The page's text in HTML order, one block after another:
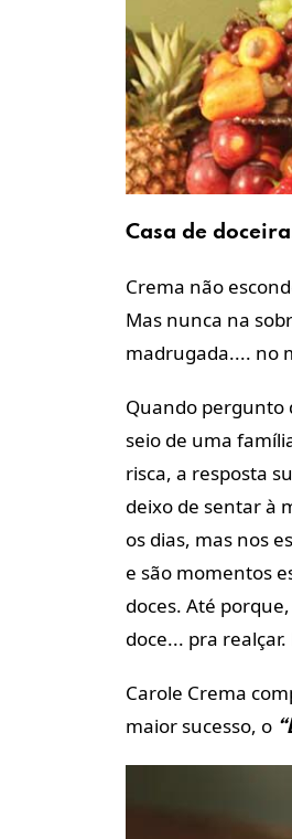
Casa de
Crema não
Mas nunca na
madrugada.... no
Quando pergunto
seio de uma
risca, a resposta
deixo de sentar à
os dias, mas nos
e são momentos
doces. Até
doce... pra
Carole Crema
maior sucesso, o